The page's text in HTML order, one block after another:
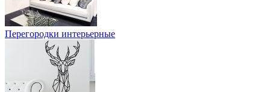
Перегородки интерьерные